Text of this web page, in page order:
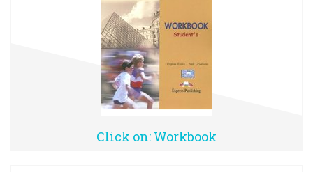
Click on: Workbook